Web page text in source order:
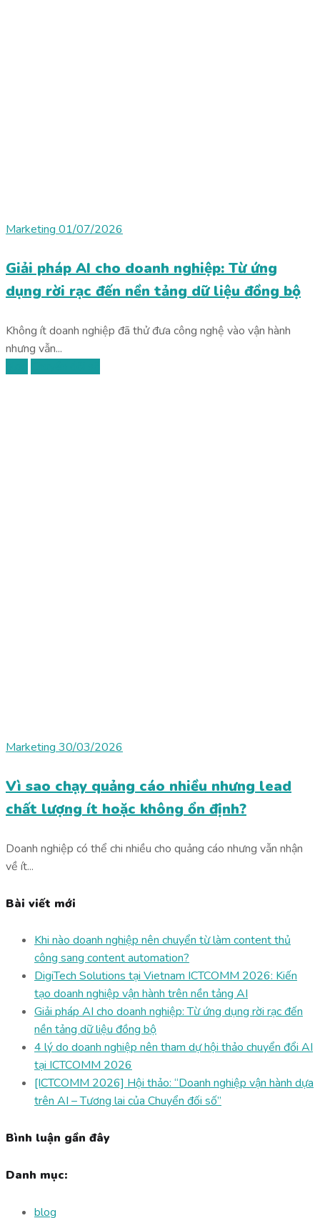
Marketing 01/07/2026
Giải pháp AI cho doanh nghiệp: Từ ứng
dụng rời rạc đến nền tảng dữ liệu đồng bộ
Không ít doanh nghiệp đã thử đưa công nghệ vào vận hành
nhưng vẫn...
Marketing 30/03/2026
Vì sao chạy quảng cáo nhiều nhưng lead
chất lượng ít hoặc không ổn định?
Doanh nghiệp có thể chi nhiều cho quảng cáo nhưng vẫn nhận
về ít...
Bài viết mới
Khi nào doanh nghiệp nên chuyển từ làm content thủ
công sang content automation?
DigiTech Solutions tại Vietnam ICTCOMM 2026: Kiến
tạo doanh nghiệp vận hành trên nền tảng AI
Giải pháp AI cho doanh nghiệp: Từ ứng dụng rời rạc đến
nền tảng dữ liệu đồng bộ
4 lý do doanh nghiệp nên tham dự hội thảo chuyển đổi AI
tại ICTCOMM 2026
[ICTCOMM 2026] Hội thảo: “Doanh nghiệp vận hành dựa
trên AI – Tương lai của Chuyển đối số”
Bình luận gần đây
Danh mục:
blog